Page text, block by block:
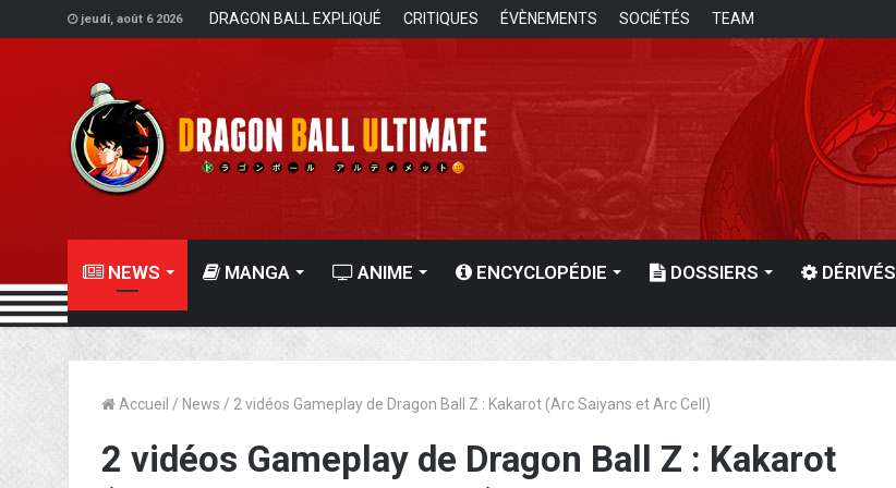
jeudi, août 6 2026 DRAGON BALL EXPLIQUÉ CRITIQUES ÉVÈNEMENTS SOCIÉTÉS TEAM
NEWS MANGA ANIME ENCYCLOPÉDIE DOSSIERS DÉRIVÉS
Accueil / News / 2 vidéos Gameplay de Dragon Ball Z : Kakarot (Arc Saiyans et Arc Cell)
2 vidéos Gameplay de Dragon Ball Z : Kakarot